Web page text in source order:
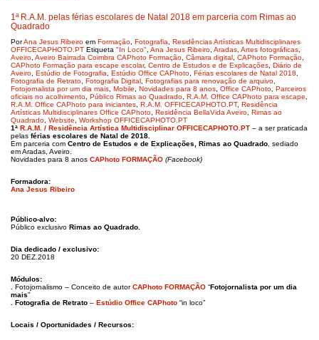
1ª R.A.M. pelas férias escolares de Natal 2018 em parceria com Rimas ao
Quadrado
PorAna Jesus Ribeiro em Formação Fotografia
Residências Artísticas Multidisciplinares
OFFICECAPHOTO.PT Etiqueta "In Loco" Ana Jesus Ribeiro Aradas Artes fotográficas
Aveiro Aveiro Bairrada Coimbra CAPhoto Formação Câmara digital CAPhoto Formação
CAPhoto Formação para escape escolar, Centro de Estudos e de Explicações Diário de
Aveiro Estúdio de Fotografia Estúdio Office CAPhoto Férias escolares de Natal 2018
Fotografia de Retrato Fotografia Digital Fotografias para renovação de arquivo
Fotojornalista por um dia mais Mobile Novidades para 8 anos Office CAPhoto Parceiros
oficiais no acolhimento Público Rimas ao Quadrado R.A.M. Office CAPhoto para escape
R.A.M. Office CAPhoto para iniciantes R.A.M. OFFICECAPHOTO.PT, Residência
Artísticas Multidisciplinares Office CAPhoto Residência BellaVida Aveiro Rimas ao
Quadrado Website
Workshop OFFICECAPHOTO.PT
1ª R.A.M. / Residência Artística Multidisciplinar OFFICECAPHOTO.PT – a ser praticada
pelas férias escolares de Natal de 2018.
Em parceria com Centro de Estudos e de Explicações, Rimas ao Quadrado ​, sediado
em Aradas, Aveiro.
Novidades para 8 anos CAPhoto FORMAÇÃO (Facebook)
Formadora:
Ana Jesus Ribeiro
Público-alvo:
Público exclusivo Rimas ao Quadrado.
Dia dedicado / exclusivo:
20 DEZ.2018
Módulos:
Fotojornalismo – Conceito de autorCAPhoto FORMAÇÃO “Fotojornalista por um dia
mais”
. Fotografia de Retrato – Estúdio Office CAPhoto “in loco”
Locais / Oportunidades / Recursos: